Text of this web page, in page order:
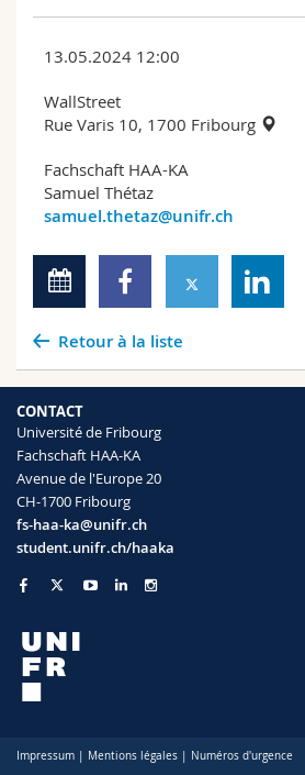
13.05.2024 12:00
WallStreet
Rue Varis 10, 1700 Fribourg
Fachschaft HAA-KA
Samuel Thétaz
samuel.thetaz@unifr.ch
Retour à la liste
CONTACT
Université de Fribourg
Fachschaft HAA-KA
Avenue de l'Europe 20
CH-1700 Fribourg
fs-haa-ka@unifr.ch
student.unifr.ch/haaka
Impressum Mentions légales Numéros d'urgence